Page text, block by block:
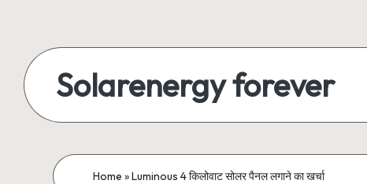
content
Solarenergy forever
बिजली
Home »Luminous 4 किलोवाट सोलर पैनल लगाने का खर्चा